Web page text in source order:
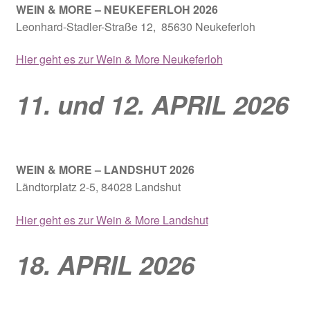
WEIN & MORE – NEUKEFERLOH 2026
Leonhard-Stadler-Straße 12, 85630 Neukeferloh
Hier geht es zur Wein & More Neukeferloh
11. und 12. APRIL 2026
WEIN & MORE – LANDSHUT 2026
Ländtorplatz 2-5, 84028 Landshut
Hier geht es zur Wein & More Landshut
18. APRIL 2026